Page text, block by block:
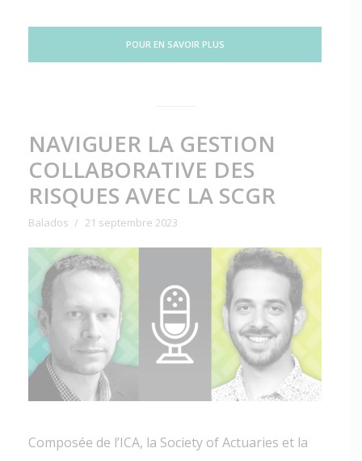
POUR EN SAVOIR PLUS
NAVIGUER LA GESTION
COLLABORATIVE DES
RISQUES AVEC LA SCGR
Balados 21 septembre 2023
Composée de l’ICA, la Society of Actuaries et la